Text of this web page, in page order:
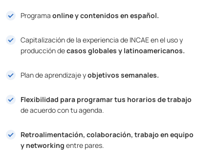
Programa online y contenidos en español.
Capitalización de la experiencia de INCAE en el uso y
producción decasos globales y latinoamericanos.
Plan de aprendizaje yobjetivos semanales.
Flexibilidad para programar tus horarios de trabajo
de acuerdo con tu agenda.
Retroalimentación, colaboración, trabajo en equipo
y networking entre pares.